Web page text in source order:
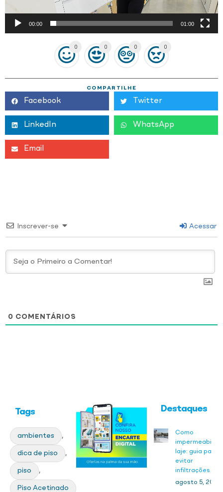
00:00 01:00
0 0 0 0
COMPARTILHE
Facebook Twitter
LinkedIn WhatsApp
Email
Inscrever-se Acessar
0 COMENTÁRIOS
Destaques
Como
laje: guia para
evitar
infiltrações
agosto 5, 2026
Tags
ambientes ,
dica de piso ,
piso ,
Piso Acetinado